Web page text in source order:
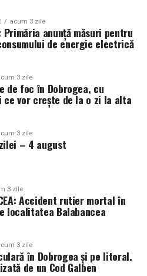
acum 3 zile
Primăria anunță măsuri pentru
de energie electrică
3 zile
de foc în Dobrogea, cu
vor crește de la o zi la alta
3 zile
– 4 august
3 zile
Accident rutier mortal în
localitatea Balabancea
3 zile
în Dobrogea și pe litoral.
de un Cod Galben